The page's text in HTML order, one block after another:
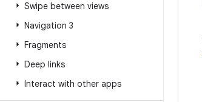
Swipe between views
Navigation 3
Fragments
Deep links
Interact with other apps